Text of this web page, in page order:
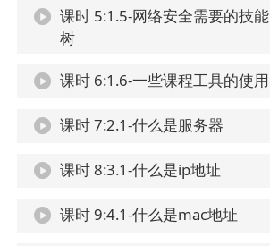
课时 5:1.5-网络安全需要的技能
树
课时 6:1.6-一些课程工具的使用
课时 7:2.1-什么是服务器
课时 8:3.1-什么是ip地址
课时 9:4.1-什么是mac地址